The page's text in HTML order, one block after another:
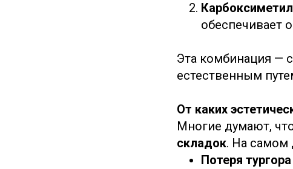
обеспечивает
Эта комбинация —
естественным
От каких
Многие думают,
складок. На самом
Потеря